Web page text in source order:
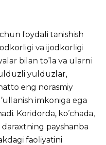
foydali tanishish
va ijodkorligi
bilan to’la va ularni
yulduzlar,
eng norasmiy
imkoniga ega
Koridorda, ko’chada,
payshanba
faoliyatini